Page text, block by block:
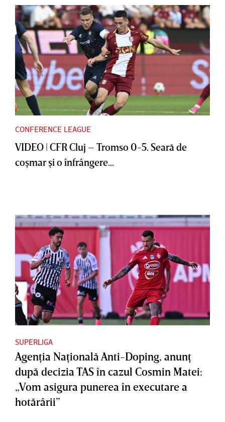
CONFERENCE LEAGUE
VIDEO | CFR Cluj – Tromso 0-5. Seară de
coşmar şi o înfrângere...
SUPERLIGA
Agenţia Naţională Anti-Doping, anunţ
după decizia TAS în cazul Cosmin Matei:
„Vom asigura punerea în executare a
hotărârii”